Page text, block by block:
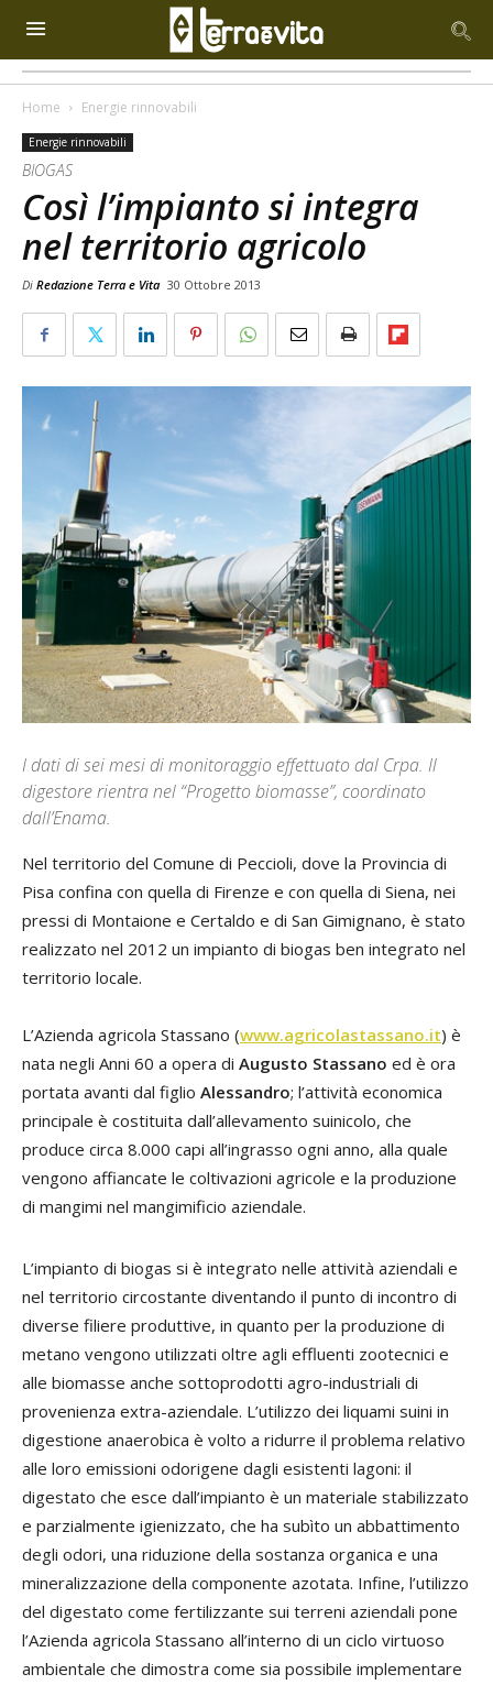
Home Energie rinnovabili
Energie rinnovabili
BIOGAS
Così l’impianto si integra
nel territorio agricolo
Di Redazione Terra e Vita 30 Ottobre 2013
I dati di sei mesi di monitoraggio effettuato dal Crpa. Il
digestore rientra nel “Progetto biomasse”, coordinato
dall’Enama.
Nel territorio del Comune di Peccioli, dove la Provincia di
Pisa confina con quella di Firenze e con quella di Siena, nei
pressi di Montaione e Certaldo e di San Gimignano, è stato
realizzato nel 2012 un impianto di biogas ben integrato nel
territorio locale.
L’Azienda agricola Stassano (www.agricolastassano.it) è
nata negli Anni 60 a opera di Augusto Stassano ed è ora
portata avanti dal figlio Alessandro; l’attività economica
principale è costituita dall’allevamento suinicolo, che
produce circa 8.000 capi all’ingrasso ogni anno, alla quale
vengono affiancate le coltivazioni agricole e la produzione
di mangimi nel mangimificio aziendale.
L’impianto di biogas si è integrato nelle attività aziendali e
nel territorio circostante diventando il punto di incontro di
diverse filiere produttive, in quanto per la produzione di
metano vengono utilizzati oltre agli effluenti zootecnici e
alle biomasse anche sottoprodotti agro-industriali di
provenienza extra-aziendale. L’utilizzo dei liquami suini in
digestione anaerobica è volto a ridurre il problema relativo
alle loro emissioni odorigene dagli esistenti lagoni: il
digestato che esce dall’impianto è un materiale stabilizzato
e parzialmente igienizzato, che ha subìto un abbattimento
degli odori, una riduzione della sostanza organica e una
mineralizzazione della componente azotata. Infine, l’utilizzo
del digestato come fertilizzante sui terreni aziendali pone
l’Azienda agricola Stassano all’interno di un ciclo virtuoso
ambientale che dimostra come sia possibile implementare